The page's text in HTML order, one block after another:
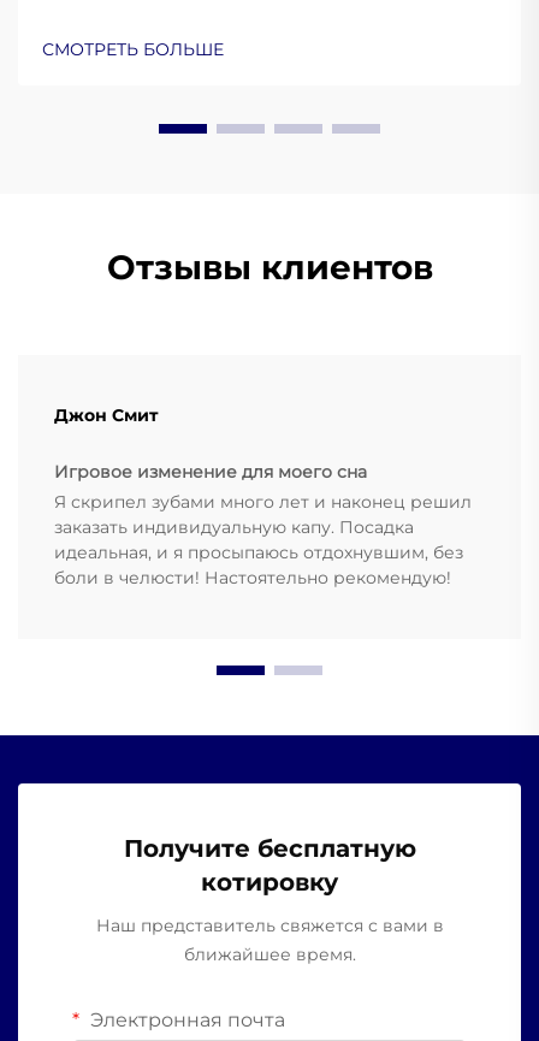
защиты зубов. Узнайте больше уже сейчас.
СМОТРЕТЬ БОЛЬШЕ
Отзывы клиентов
Джон Смит
Игровое изменение для моего сна
Я скрипел зубами много лет и наконец решил
заказать индивидуальную капу. Посадка
идеальная, и я просыпаюсь отдохнувшим, без
боли в челюсти! Настоятельно рекомендую!
Получите бесплатную
котировку
Наш представитель свяжется с вами в
ближайшее время.
Электронная почта